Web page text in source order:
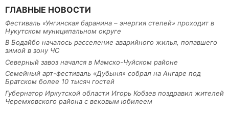
ГЛАВНЫЕ НОВОСТИ
Фестиваль «Унгинская баранина – энергия степей» проходит в
Нукутском муниципальном округе
В Бодайбо началось расселение аварийного жилья, попавшего
зимой в зону ЧС
Северный завоз начался в Мамско-Чуйском районе
Семейный арт-фестиваль «Дубыня» собрал на Ангаре под
Братском более 10 тысяч гостей
Губернатор Иркутской области Игорь Кобзев поздравил жителей
Черемховского района с вековым юбилеем